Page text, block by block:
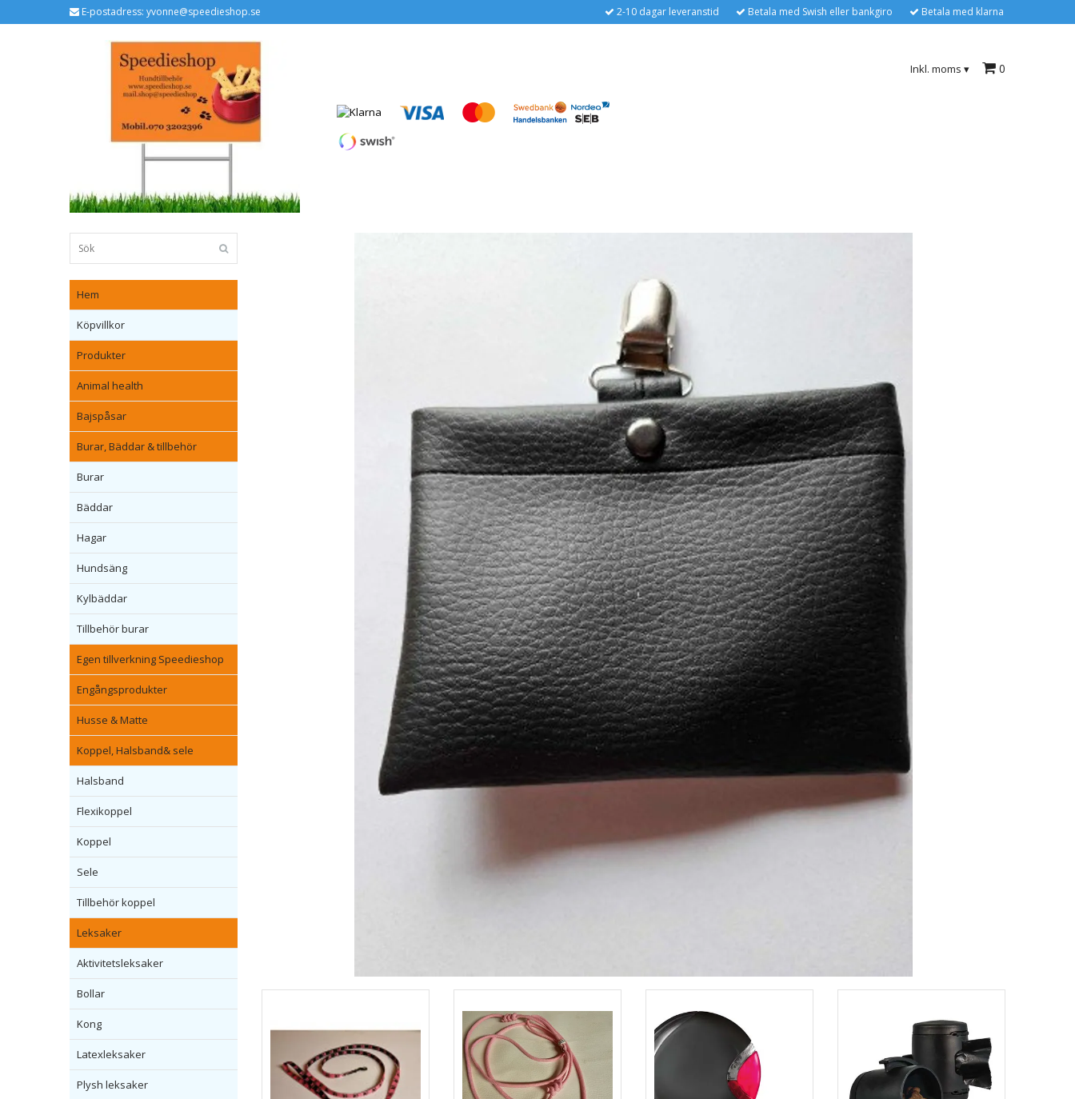
E-postadress: yvonne@speedieshop.se 2-10 dagar leveranstid Betala med Swish eller bankgiro Betala med klarna
Inkl. moms ▾ 0
Hem
Köpvillkor
Produkter
Animal health
Bajspåsar
Burar, Bäddar & tillbehör
Burar
Bäddar
Hagar
Hundsäng
Kylbäddar
Tillbehör burar
Egen tillverkning Speedieshop
Engångsprodukter
Husse & Matte
Koppel, Halsband& sele
Halsband
Flexikoppel
Koppel
Sele
Tillbehör koppel
Leksaker
Aktivitetsleksaker
Bollar
Kong
Latexleksaker
Plysh leksaker